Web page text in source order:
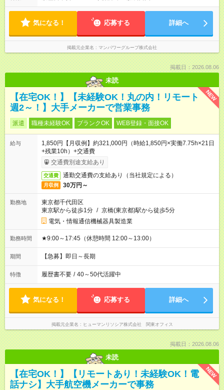
気になる！ 応募する 詳細へ
掲載元企業名 マンパワーグループ株式会社
掲載日：2026.08.06
未読
NEW
【在宅OK！】【未経験OK！丸の内！リモート
週2～！】大手メーカーで営業事務
派遣 職種未経験OK ブランクOK WEB登録・面接OK
給与
1,850円【月収例】約321,000円（時給1,850円×実働7.75h×21日
+残業10h）+交通費
交通費別途支給あり
交通費 通勤交通費の支給あり（当社規定による）
月収例 30万円～
勤務地
東京都千代田区
東京駅から徒歩1分 / 京橋(東京都)駅から徒歩5分
電気・情報通信機械器具製造業
勤務時間 ★9:00～17:45（休憩時間 12:00～13:00）
期間 【急募】即日～長期
特徴 履歴書不要 / 40～50代活躍中
気になる！ 応募する 詳細へ
掲載元企業名 ヒューマンリソシア株式会社 関東オフィス
掲載日：2026.08.06
未読
NEW
【在宅OK！】【リモートあり！未経験OK！電
話ナシ】大手航空機メーカーで事務